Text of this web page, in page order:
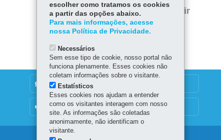
Twitter
Voltar Início
Imprimir
Baixar
DENUNCIE CORRUPÇÃO
OUVIDORIA
escolher como tratamos os cookies
a partir das opções abaixo.
Para mais informações, acesse
nossa Política de Privacidade.
Necessários
Sem esse tipo de cookie, nosso portal não
funciona plenamente. Esses cookies não
coletam informações sobre o visitante.
Estatísticos
Esses cookies nos ajudam a entender
como os visitantes interagem com nosso
site. As informações são coletadas
anonimamente, não identificam o
visitante.